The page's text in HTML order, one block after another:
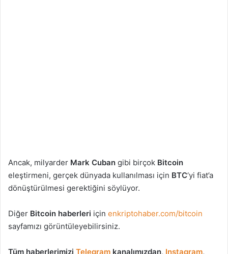
Ancak, milyarder Mark Cuban gibi birçok Bitcoin
eleştirmeni, gerçek dünyada kullanılması için BTC‘yi fiat’a
dönüştürülmesi gerektiğini söylüyor.
Diğer Bitcoin haberleri için enkriptohaber.com/bitcoin
sayfamızı görüntüleyebilirsiniz.
Tüm haberlerimizi Telegram kanalımızdan, Instagram,